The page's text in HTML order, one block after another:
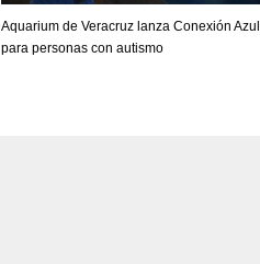
Aquarium de Veracruz lanza Conexión Azul
para personas con autismo